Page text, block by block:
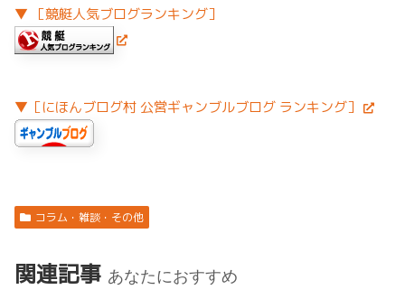
▼ ［競艇人気ブログランキング］
▼［にほんブログ村 公営ギャンブルブログ ランキング］
コラム・雑談・その他
関連記事 あなたにおすすめ